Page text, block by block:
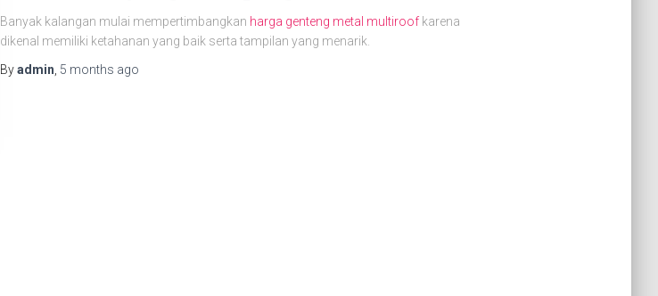
Banyak kalangan mulai mempertimbangkan harga genteng metal multiroof karena
dikenal memiliki ketahanan yang baik serta tampilan yang menarik.
Byadmin 5 months ago